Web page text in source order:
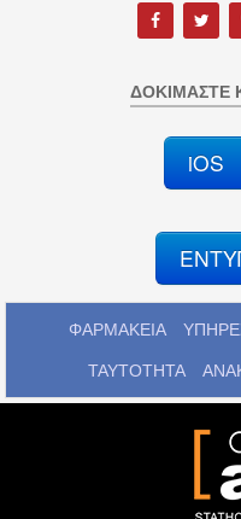
ΔΟΚΙΜΆΣΤΕ
iOS
ΦΑΡΜΑΚΕΙΑ
ΤΑΥΤΟΤΗΤΑ